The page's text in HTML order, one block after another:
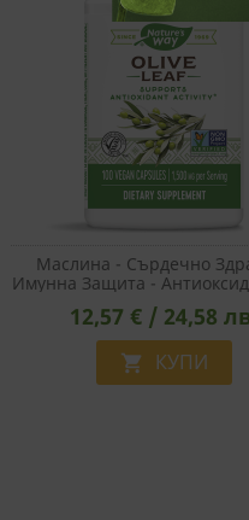
Маслина - Сърдечно
Имунна Защита -
Mg, 100 Капсули
12,57 € / 24,58
 КУПИ